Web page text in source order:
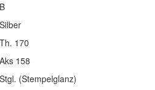
B
Silber
Th. 170
Aks 158
Stgl. (Stempelglanz)